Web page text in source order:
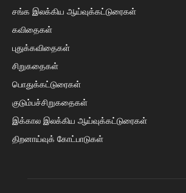
சங்க இலக்கிய ஆய்வுக்கட்டுரைகள்
கவிதைகள்
புதுக்கவிதைகள்
சிறுகதைகள்
பொதுக்கட்டுரைகள்
குடும்பச்சிறுகதைகள்
இக்கால இலக்கிய ஆய்வுக்கட்டுரைகள்
திறனாய்வுக் கோட்பாடுகள்